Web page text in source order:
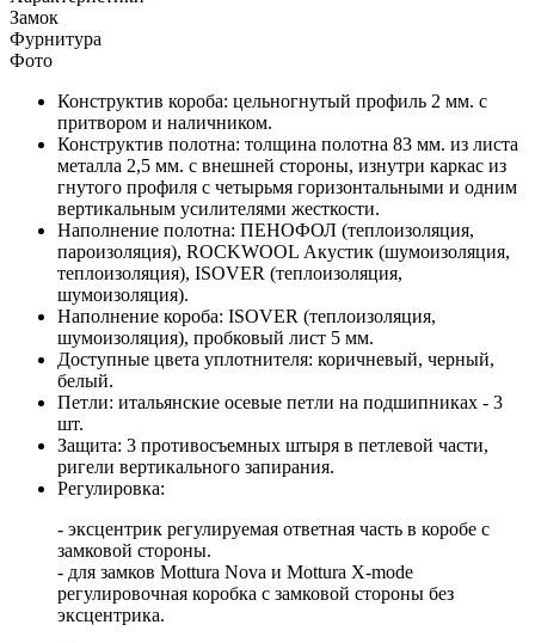
Замок
Фурнитура
Фото
Конструктив короба: цельногнутый профиль 2 мм. с
притвором и наличником.
Конструктив полотна: толщина полотна 83 мм. из листа
металла 2,5 мм. с внешней стороны, изнутри каркас из
гнутого профиля с четырьмя горизонтальными и одним
вертикальным усилителями жесткости.
Наполнение полотна: ПЕНОФОЛ (теплоизоляция,
пароизоляция), ROCKWOOL Акустик (шумоизоляция,
теплоизоляция), ISOVER (теплоизоляция,
шумоизоляция).
Наполнение короба: ISOVER (теплоизоляция,
шумоизоляция), пробковый лист 5 мм.
Доступные цвета уплотнителя: коричневый, черный,
белый.
Петли: итальянские осевые петли на подшипниках - 3
шт.
Защита: 3 противосъемных штыря в петлевой части,
ригели вертикального запирания.
Регулировка:
- эксцентрик регулируемая ответная часть в коробе с
замковой стороны.
- для замков Mottura Nova и Mottura X-mode
регулировочная коробка с замковой стороны без
эксцентрика.